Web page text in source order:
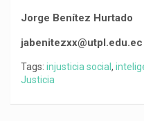
Jorge Benítez Hurtado
jabenitezxx@utpl.edu.ec
Tags: injusticia social ,
Justicia